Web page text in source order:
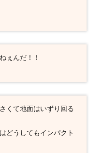
ぇんだ！！
くて地面はいずり回る
どうしてもインパクト